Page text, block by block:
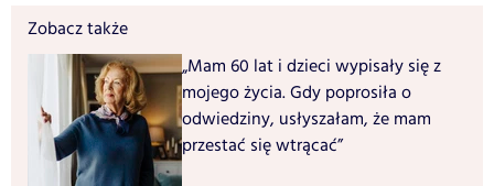
Zobacz także
„Mam 60 lat i dzieci wypisały się z
mojego życia. Gdy poprosiła o
odwiedziny, usłyszałam, że mam
przestać się wtrącać”